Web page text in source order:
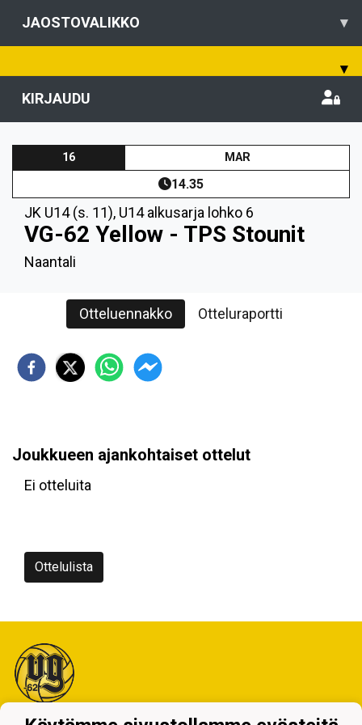
JAOSTOVALIKKO ▾
▾
KIRJAUDU
16 MAR
14.35
JK U14 (s. 11), U14 alkusarja lohko 6
VG-62 Yellow - TPS Stounit
Naantali
Otteluennakko Otteluraportti
Joukkueen ajankohtaiset ottelut
Ei otteluita
Ottelulista